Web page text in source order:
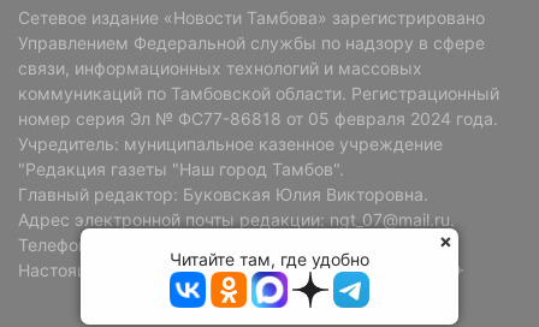
Сетевое издание «Новости Тамбова» зарегистрировано
Управлением Федеральной службы по надзору в сфере
связи, информационных технологий и массовых
коммуникаций по Тамбовской области. Регистрационный
номер серия Эл № ФС77-86818 от 05 февраля 2024 года.
Учредитель: муниципальное казенное учреждение
"Редакция газеты "Наш город Тамбов".
Главный редактор: Буковская Юлия Викторовна.
Адрес электронной почты редакции: ngt_07@mail.ru.
Телефон редакции: +7 (4752) 72-69-37.
Настоящий ресурс может содержать материалы 18+
Читайте там, где удобно